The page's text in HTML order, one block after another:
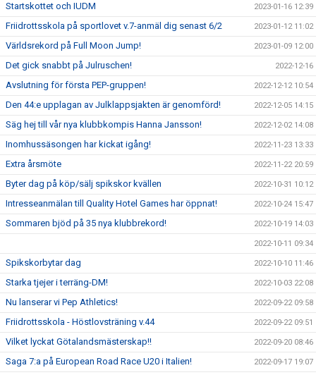
Startskottet och IUDM 2023-01-16 12:39
Friidrottsskola på sportlovet v.7-anmäl dig senast 6/2 2023-01-12 11:02
Världsrekord på Full Moon Jump! 2023-01-09 12:00
Det gick snabbt på Julruschen! 2022-12-16
Avslutning för första PEP-gruppen! 2022-12-12 10:54
Den 44:e upplagan av Julklappsjakten är genomförd! 2022-12-05 14:15
Säg hej till vår nya klubbkompis Hanna Jansson! 2022-12-02 14:08
Inomhussäsongen har kickat igång! 2022-11-23 13:33
Extra årsmöte 2022-11-22 20:59
Byter dag på köp/sälj spikskor kvällen 2022-10-31 10:12
Intresseanmälan till Quality Hotel Games har öppnat! 2022-10-24 15:47
Sommaren bjöd på 35 nya klubbrekord! 2022-10-19 14:03
2022-10-11 09:34
Spikskorbytar dag 2022-10-10 11:46
Starka tjejer i terräng-DM! 2022-10-03 22:08
Nu lanserar vi Pep Athletics! 2022-09-22 09:58
Friidrottsskola - Höstlovsträning v.44 2022-09-22 09:51
Vilket lyckat Götalandsmästerskap!! 2022-09-20 08:46
Saga 7:a på European Road Race U20 i Italien! 2022-09-17 19:07